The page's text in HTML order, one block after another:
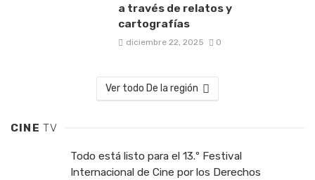
a través de relatos y
cartografías
diciembre 22, 2025 0
Ver todo De la región
CINETV
Todo está listo para el 13.º Festival
Internacional de Cine por los Derechos